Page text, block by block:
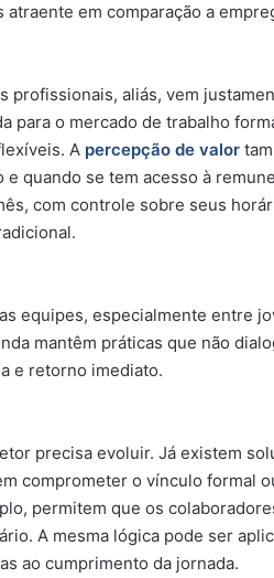
atraente em comparação a
profissionais, aliás, vem
para o mercado de trabalho
A percepção de valor
e quando se tem acesso à
com controle sobre seus
equipes, especialmente entre
mantêm práticas que não
e retorno imediato.
precisa evoluir. Já existem
comprometer o vínculo formal
permitem que os
A mesma lógica pode ser
ao cumprimento da jornada.